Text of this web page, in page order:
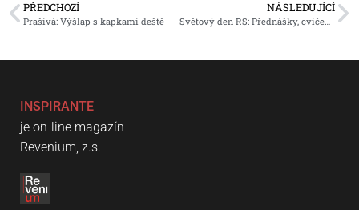
PŘEDCHOZÍ
Prašivá: Výšlap s kapkami deště
NÁSLEDUJÍCÍ
Světový den RS: Přednášky, cvičení i milá setkání
INSPIRANTE
je on-line magazín
Revenium, z.s.